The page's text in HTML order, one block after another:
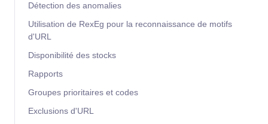
Détection des anomalies
Utilisation de RexEg pour la reconnaissance de motifs
d'URL
Disponibilité des stocks
Rapports
Groupes prioritaires et codes
Exclusions d'URL